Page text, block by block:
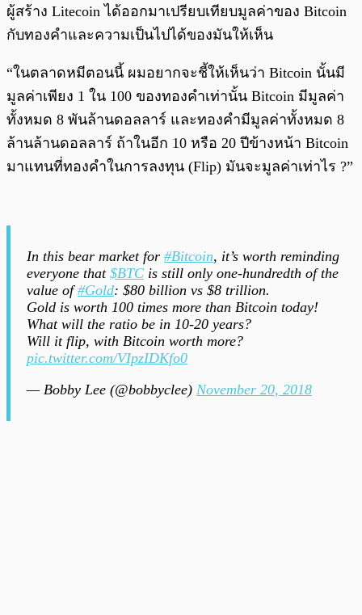
ผู้สร้าง Litecoin ได้ออกมาเปรียบเทียบมูลค่าของ Bitcoin
กับทองคำและความเป็นไปได้ของมันให้เห็น
“ในตลาดหมีตอนนี้ ผมอยากจะชี้ให้เห็นว่า Bitcoin นั้นมี
มูลค่าเพียง 1 ใน 100 ของทองคำเท่านั้น Bitcoin มีมูลค่า
ทั้งหมด 8 พันล้านดอลลาร์ และทองคำมีมูลค่าทั้งหมด 8
ล้านล้านดอลลาร์ ถ้าในอีก 10 หรือ 20 ปีข้างหน้า Bitcoin
มาแทนที่ทองคำในการลงทุน (Flip) มันจะมูลค่าเท่าไร ?”
In this bear market for #Bitcoin, it’s worth reminding
everyone that $BTC is still only one-hundredth of the
value of#Gold: $80 billion vs $8 trillion.
Gold is worth 100 times more than Bitcoin today!
What will the ratio be in 10-20 years?
Will it flip, with Bitcoin worth more?
pic.twitter.com/VIpzIDKfo0
— Bobby Lee (@bobbyclee) November 20, 2018